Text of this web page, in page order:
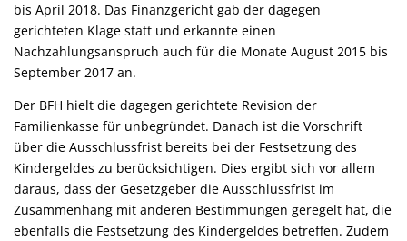
bis April 2018. Das Finanzgericht gab der dagegen
gerichteten Klage statt und erkannte einen
Nachzahlungsanspruch auch für die Monate August 2015 bis
September 2017 an.
Der BFH hielt die dagegen gerichtete Revision der
Familienkasse für unbegründet. Danach ist die Vorschrift
über die Ausschlussfrist bereits bei der Festsetzung des
Kindergeldes zu berücksichtigen. Dies ergibt sich vor allem
daraus, dass der Gesetzgeber die Ausschlussfrist im
Zusammenhang mit anderen Bestimmungen geregelt hat, die
ebenfalls die Festsetzung des Kindergeldes betreffen. Zudem